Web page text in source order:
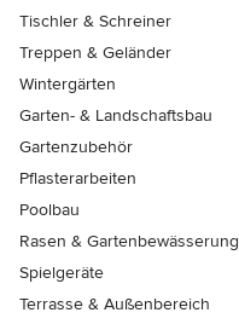
Tischler & Schreiner
Treppen & Geländer
Wintergärten
Garten- & Landschaftsbau
Gartenzubehör
Pflasterarbeiten
Poolbau
Rasen & Gartenbewässerung
Spielgeräte
Terrasse & Außenbereich